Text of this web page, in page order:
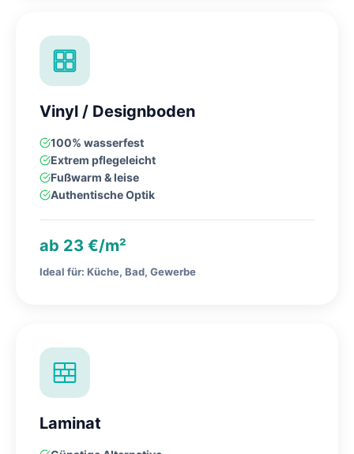
Vinyl / Designboden
100% wasserfest
Extrem pflegeleicht
Fußwarm & leise
Authentische Optik
ab 23 €/m²
Ideal für: Küche, Bad, Gewerbe
Laminat